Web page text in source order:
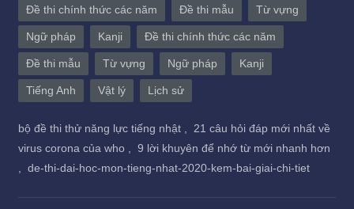
Đề thi chính thức các năm Đề thi mẫu Từ vựng
Ngữ pháp Kanji Đề thi chính thức các năm
Đề thi mẫu Từ vựng Ngữ pháp Kanji
Tiếng Anh Vật lý Lịch sử
bộ đề thi thử năng lực tiếng nhật , 21 câu hỏi đáp mới nhất về
virus corona của who , 9 lời khuyên để nhớ từ mới nhanh hơn
, de-thi-dai-hoc-mon-tieng-nhat-2020-kem-bai-giai-chi-tiet